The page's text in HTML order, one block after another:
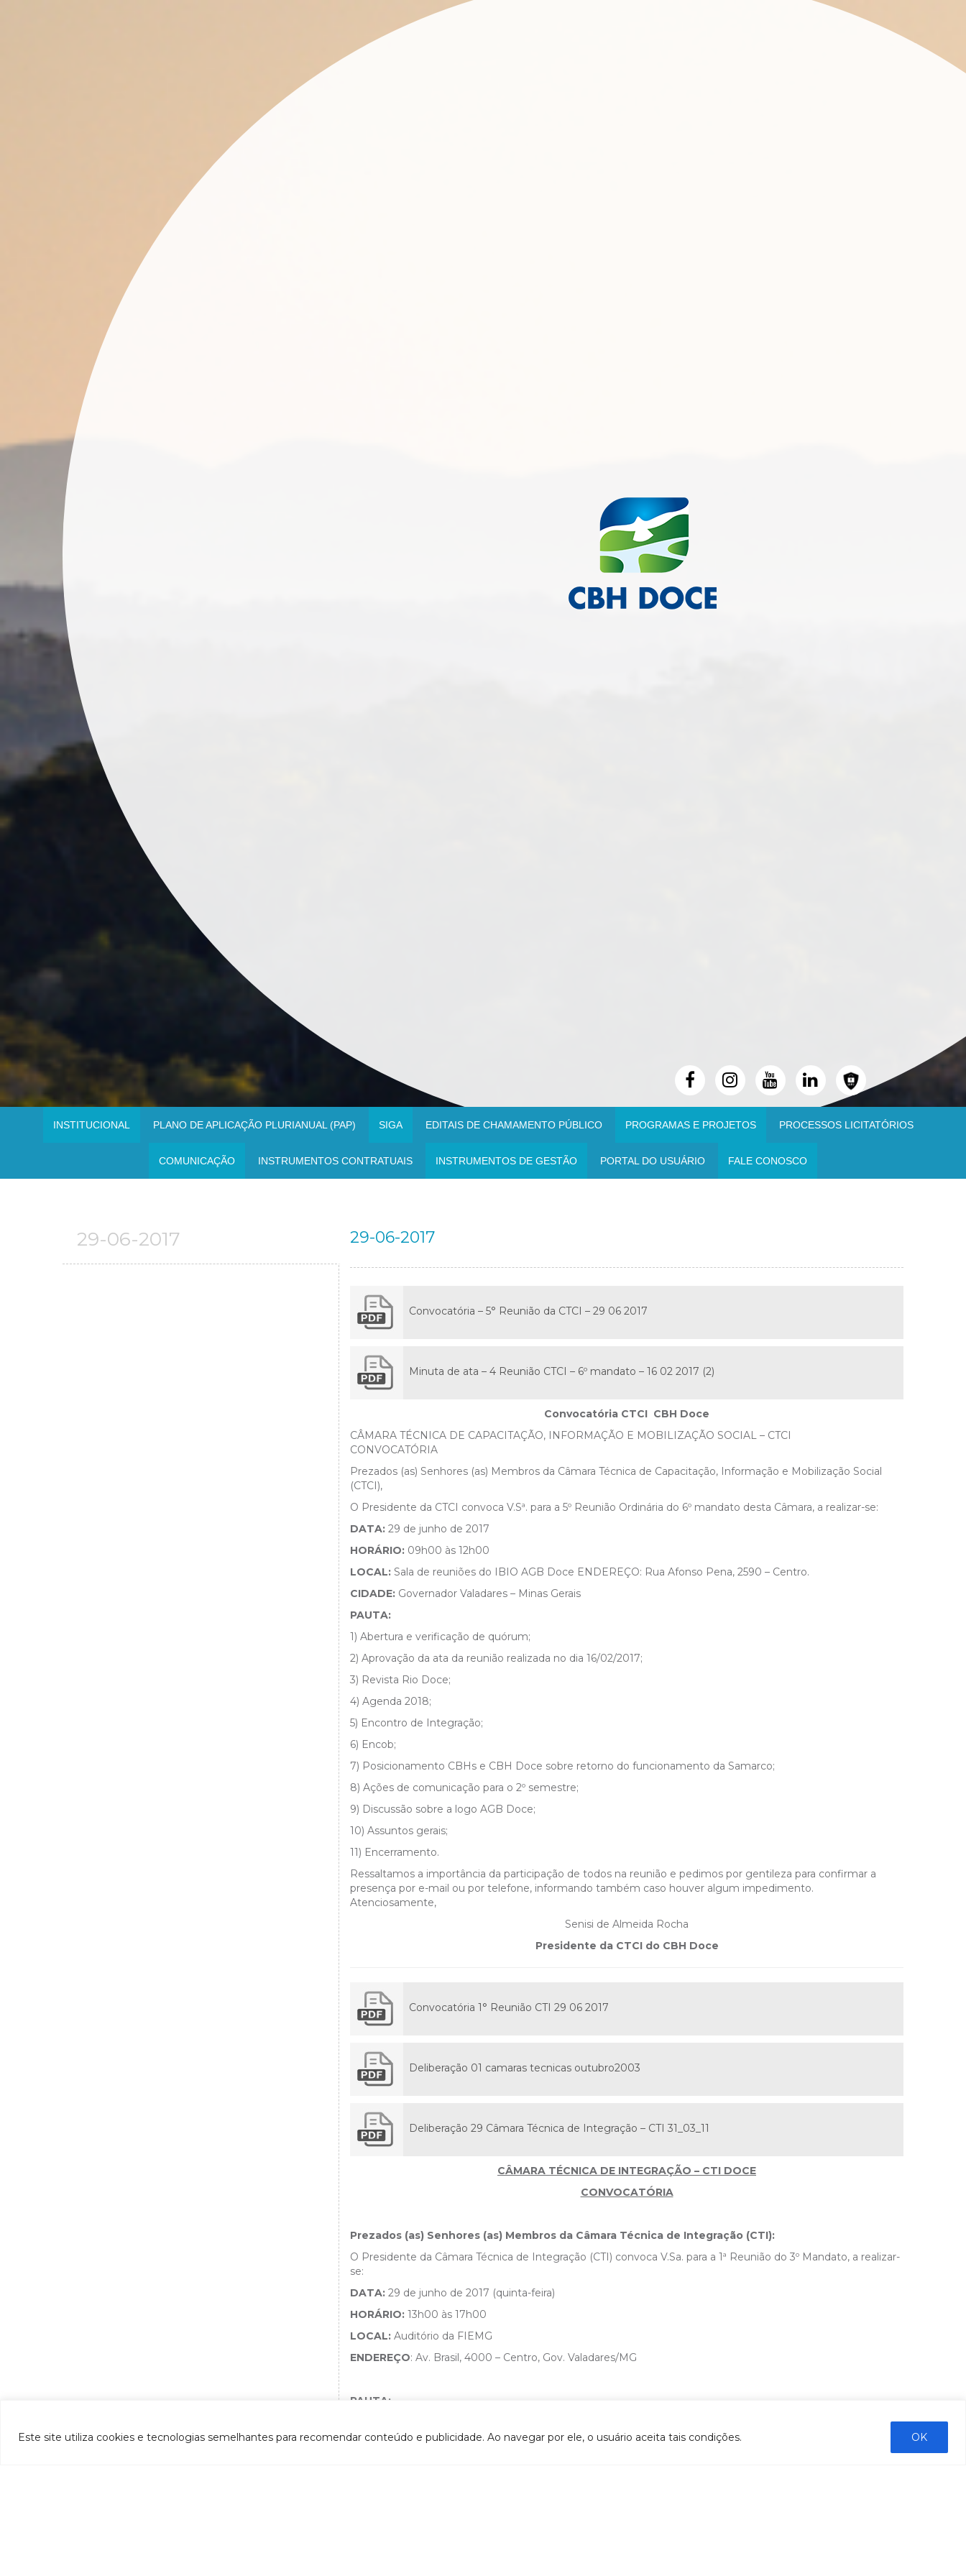
Este site utiliza cookies e tecnologias semelhantes para recomendar conteúdo e publicidade. Ao navegar por ele, o usuário aceita tais condições. OK
INSTITUCIONAL PLANO DE APLICAÇÃO PLURIANUAL (PAP) SIGA EDITAIS DE CHAMAMENTO PÚBLICO PROGRAMAS E PROJETOS PROCESSOS LICITATÓRIOS
COMUNICAÇÃO INSTRUMENTOS CONTRATUAIS INSTRUMENTOS DE GESTÃO PORTAL DO USUÁRIO FALE CONOSCO
29-06-2017 29-06-2017
Convocatória – 5° Reunião da CTCI – 29 06 2017
Minuta de ata – 4 Reunião CTCI – 6º mandato – 16 02 2017 (2)
Convocatória CTCI CBH Doce
CÂMARA TÉCNICA DE CAPACITAÇÃO, INFORMAÇÃO E MOBILIZAÇÃO SOCIAL – CTCI
CONVOCATÓRIA
Prezados (as) Senhores (as) Membros da Câmara Técnica de Capacitação, Informação e Mobilização Social
(CTCI),
O Presidente da CTCI convoca V.Sª. para a 5º Reunião Ordinária do 6º mandato desta Câmara, a realizar-se:
DATA: 29 de junho de 2017
HORÁRIO: 09h00 às 12h00
LOCAL: Sala de reuniões do IBIO AGB Doce ENDEREÇO: Rua Afonso Pena, 2590 – Centro.
CIDADE: Governador Valadares – Minas Gerais
PAUTA:
1) Abertura e verificação de quórum;
2) Aprovação da ata da reunião realizada no dia 16/02/2017;
3) Revista Rio Doce;
4) Agenda 2018;
5) Encontro de Integração;
6) Encob;
7) Posicionamento CBHs e CBH Doce sobre retorno do funcionamento da Samarco;
8) Ações de comunicação para o 2º semestre;
9) Discussão sobre a logo AGB Doce;
10) Assuntos gerais;
11) Encerramento.
Ressaltamos a importância da participação de todos na reunião e pedimos por gentileza para confirmar a
presença por e-mail ou por telefone, informando também caso houver algum impedimento.
Atenciosamente,
Senisi de Almeida Rocha
Presidente da CTCI do CBH Doce
Convocatória 1° Reunião CTI 29 06 2017
Deliberação 01 camaras tecnicas outubro2003
Deliberação 29 Câmara Técnica de Integração – CTI 31_03_11
CÂMARA TÉCNICA DE INTEGRAÇÃO – CTI DOCE
CONVOCATÓRIA
Prezados (as) Senhores (as) Membros da Câmara Técnica de Integração (CTI):
O Presidente da Câmara Técnica de Integração (CTI) convoca V.Sa. para a 1ª Reunião do 3º Mandato, a realizar-
se:
DATA: 29 de junho de 2017 (quinta-feira)
HORÁRIO: 13h00 às 17h00
LOCAL: Auditório da FIEMG
ENDEREÇO: Av. Brasil, 4000 – Centro, Gov. Valadares/MG
PAUTA: